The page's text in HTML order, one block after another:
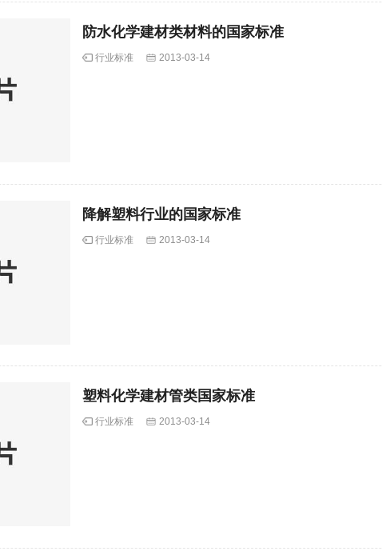
防水化学建材类材料的国家标准
行业标准 2013-03-14
降解塑料行业的国家标准
行业标准 2013-03-14
塑料化学建材管类国家标准
行业标准 2013-03-14